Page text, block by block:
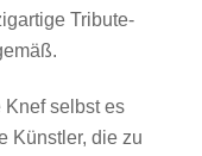
Tribute-
selbst es
Künstler, die zu